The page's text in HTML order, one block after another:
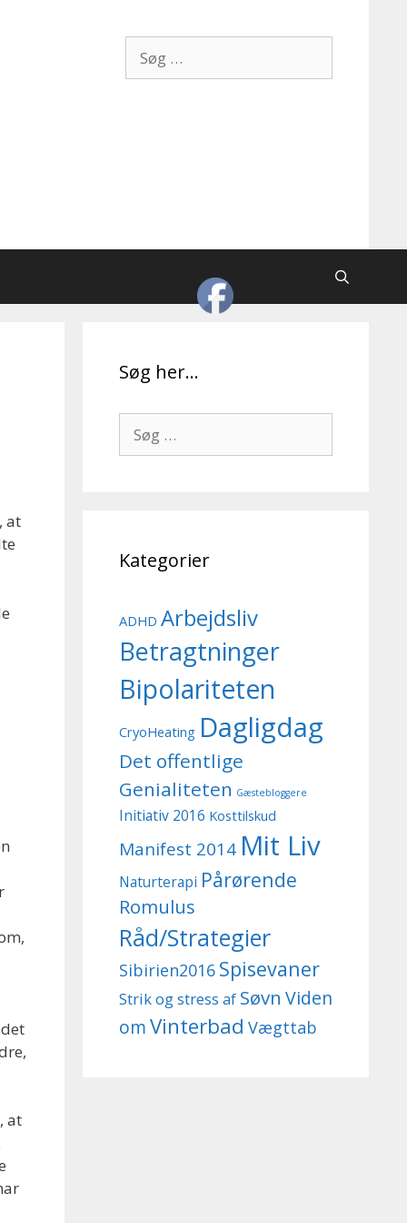
efter:
at
at
Søg her…
efter:
Kategorier
ADHD Arbejdsliv
Betragtninger
Bipolariteten
CryoHeating Dagligdag
Det offentlige
Genialiteten Gæstebloggere
Initiativ 2016 Kosttilskud
Manifest 2014 Mit Liv
Naturterapi Pårørende
Romulus
Råd/Strategier
Sibirien2016 Spisevaner
Strik og stress af Søvn Viden
omVinterbad Vægttab